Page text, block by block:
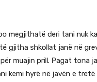
megjithatë deri tani nuk
gjitha shkollat janë në
muajin prill. Pagat tona
kemi hyrë në javën e